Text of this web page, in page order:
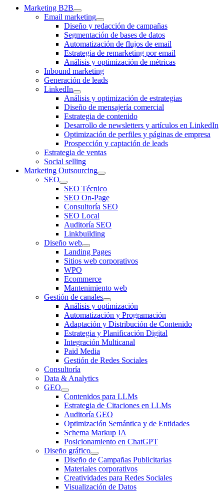
Marketing B2B
Email marketing
Diseño y redacción de campañas
Segmentación de bases de datos
Automatización de flujos de email
Estrategia de remarketing por email
Análisis y optimización de métricas
Inbound marketing
Generación de leads
LinkedIn
Análisis y optimización de estrategias
Diseño de mensajería comercial
Estrategia de contenido
Desarrollo de newsletters y artículos en LinkedIn
Optimización de perfiles y páginas de empresa
Prospección y captación de leads
Estrategia de ventas
Social selling
Marketing Outsourcing
SEO
SEO Técnico
SEO On-Page
Consultoría SEO
SEO Local
Auditoría SEO
Linkbuilding
Diseño web
Landing Pages
Sitios web corporativos
WPO
Ecommerce
Mantenimiento web
Gestión de canales
Análisis y optimización
Automatización y Programación
Adaptación y Distribución de Contenido
Estrategia y Planificación Digital
Integración Multicanal
Paid Media
Gestión de Redes Sociales
Consultoría
Data & Analytics
GEO
Contenidos para LLMs
Estrategia de Citaciones en LLMs
Auditoría GEO
Optimización Semántica y de Entidades
Schema Markup IA
Posicionamiento en ChatGPT
Diseño gráfico
Diseño de Campañas Publicitarias
Materiales corporativos
Creatividades para Redes Sociales
Visualización de Datos